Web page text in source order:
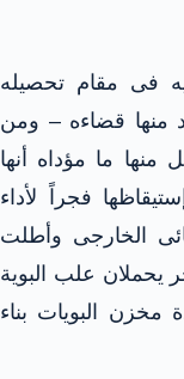
فى مقام تحصيله
منها قضاءه – ومن
ما مؤداه أنها
فجراً لأداء
الخارجى وأطلت
علب البوية
البويات بناء